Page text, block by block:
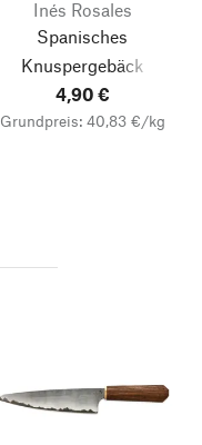
Inés Rosales
Spanisches
Knuspergebäck
Rosmarin
4,90 €
Grundpreis: 40,83 €/kg